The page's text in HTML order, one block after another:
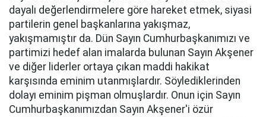
dayalı değerlendirmelere göre hareket etmek, siyasi
partilerin genel başkanlarına yakışmaz,
yakışmamıştır da. Dün Sayın Cumhurbaşkanımızı ve
partimizi hedef alan imalarda bulunan Sayın Akşener
ve diğer liderler ortaya çıkan maddi hakikat
karşısında eminim utanmışlardır. Söylediklerinden
dolayı eminim pişman olmuşlardır. Onun için Sayın
Cumhurbaşkanımızdan Sayın Akşener'i özür